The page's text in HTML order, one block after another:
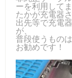
ーを利用してま
たかが充電器
出先等で充電
が、
普段使うもの
お勧めです！